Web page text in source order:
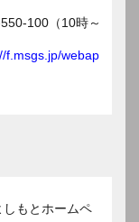
100（10時～
f.msgs.jp/webap
もとホームペ